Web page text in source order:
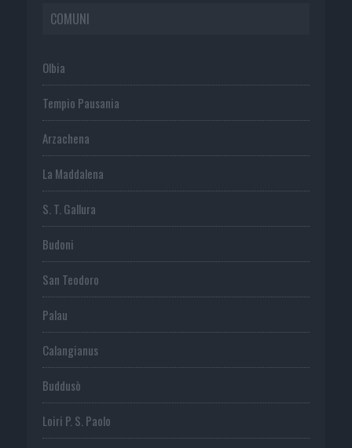
COMUNI
Olbia
Tempio Pausania
Arzachena
La Maddalena
S. T. Gallura
Budoni
San Teodoro
Palau
Calangianus
Buddusò
Loiri P. S. Paolo